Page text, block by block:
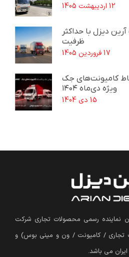
12 اردیبهشت 1405
دیزل با حداکثر
ظرفیت
17 فروردین 1405
کامیونت‌های جک
ویژه دی‌ماه ۱۴۰۴
15 دی 1404
نماینده رسمی محصولات تجاری شرکت
تجاری / کامیونت / ون و مینی بوس) و
می باشد.